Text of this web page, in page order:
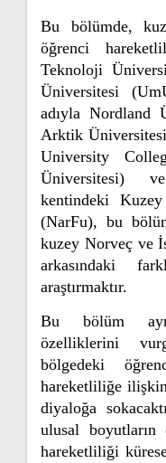
Bu bölümde,
öğrenci
Teknoloji
Üniversitesi
adıyla Nordland
Arktik
University
Üniversitesi)
kentindeki
(NarFu), bu
kuzey Norveç ve
arkasındaki
araştırmaktır.
Bu bölüm
özelliklerini
bölgedeki
hareketliliğe ilişkin
diyaloğa
ulusal boyutların
hareketliliği